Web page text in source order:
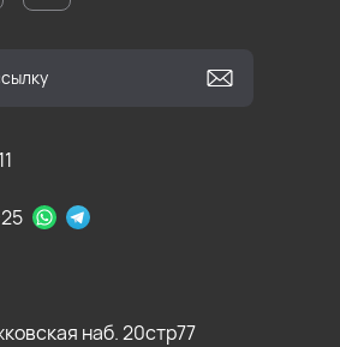
наб. 20стр77